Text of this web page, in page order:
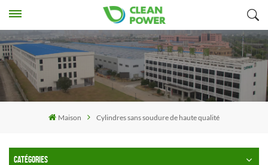
Maison Cylindres sans soudure de haute qualité
CATÉGORIES